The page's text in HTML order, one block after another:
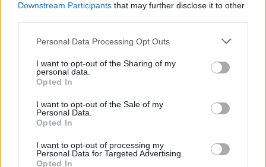
Downstream Participants that may further disclose it to other
Please note that this website/app uses one or more Google
not limited to your visit or usage behaviour. You may click to
grant or deny consent to Google and its third-party tags to
use your data for below specified purposes in below Google
consent section.
Personal Data Processing Opt Outs
I want to opt-out of the Sharing of my
personal data.
Opted In
I want to opt-out of the Sale of my
Personal Data.
Opted In
I want to opt-out of processing my
Personal Data for Targeted Advertising.
Opted In